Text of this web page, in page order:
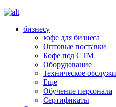
бизнесу
кофе для бизнеса
Оптовые поставки
Кофе под СТМ
Оборудование
Техническое
Еще
Обучение персонала
Сертификаты